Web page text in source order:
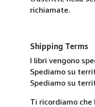
richiamate.
Shipping Terms
I libri vengono
Spediamo su
Spediamo su
Ti ricordiamo